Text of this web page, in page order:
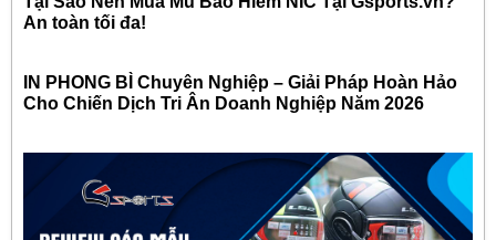
An toàn tối đa!
IN PHONG BÌ Chuyên Nghiệp – Giải Pháp Hoàn Hảo
Cho Chiến Dịch Tri Ân Doanh Nghiệp Năm 2026